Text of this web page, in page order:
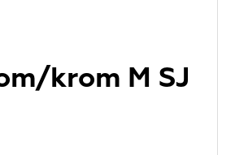
krom M SJ